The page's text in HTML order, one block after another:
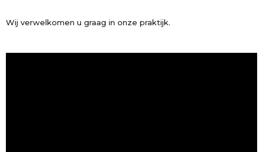
Wij verwelkomen u graag in onze praktijk.